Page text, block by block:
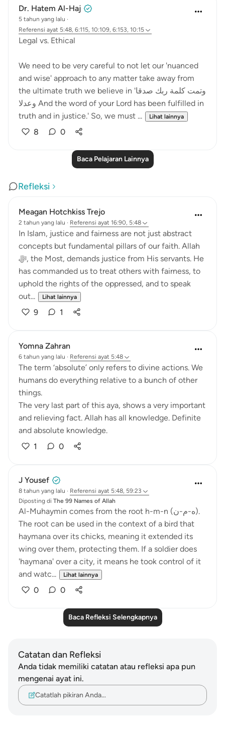
Dr. Hatem Al-Haj
5 tahun yang lalu ·
Referensi ayat 5:48, 6:115, 10:109, 6:153, 10:15
Legal vs. Ethical
We need to be very careful to not let our 'nuanced
and wise' approach to any matter take away from
the ultimate truth we believe in 'وتمت كلمة ربك صدقا
وعدلا And the word of your Lord has been fulfilled in
truth and in justice.' So, we must ...
Lihat lainnya
8 0
Baca Pelajaran Lainnya
Refleksi
Meagan Hotchkiss Trejo
2 tahun yang lalu · Referensi ayat 16:90, 5:48
In Islam, justice and fairness are not just abstract
concepts but fundamental pillars of our faith. Allah
ﷻ, the Most, demands justice from His servants. He
has commanded us to treat others with fairness, to
uphold the rights of the oppressed, and to speak
out...
Lihat lainnya
9 1
Yomna Zahran
6 tahun yang lalu · Referensi ayat 5:48
The term ‘absolute’ only refers to divine actions. We
humans do everything relative to a bunch of other
things.
The very last part of this aya, shows a very important
and relieving fact. Allah has all knowledge. Definite
and absolute knowledge.
1
0
J Yousef
8 tahun yang lalu · Referensi ayat 5:48, 59:23
Diposting di The 99 Names of Allah
Al-Muhaymin comes from the root h-m-n (ه-م-ن).
The root can be used in the context of a bird that
haymana over its chicks, meaning it extended its
wing over them, protecting them. If a soldier does
'haymana' over a city, it means he took control of it
and watc...
Lihat lainnya
0 0
Baca Refleksi Selengkapnya
Catatan dan Refleksi
Anda tidak memiliki catatan atau refleksi apa pun
mengenai ayat ini.
Catatlah pikiran Anda…